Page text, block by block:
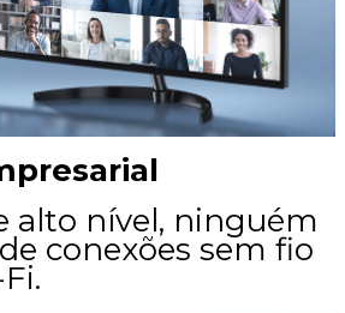
alto nível, ninguém
conexões sem fio